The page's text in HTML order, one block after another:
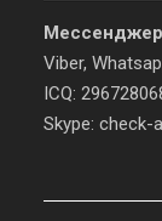
Viber,
ICQ:
Skype: check-